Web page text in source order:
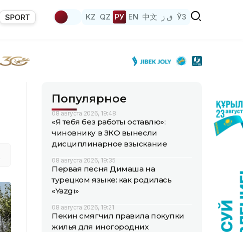
SPORT KZ QZ РУ EN 中文 ق ز ЎЗ
Популярное
08 августа 2026, 19:48
«Я тебя без работы оставлю»:
чиновнику в ЗКО вынесли
дисциплинарное взыскание
08 августа 2026, 19:35
Первая песня Димаша на
турецком языке: как родилась
«Yazgı»
08 августа 2026, 19:21
Пекин смягчил правила покупки
жилья для иногородних